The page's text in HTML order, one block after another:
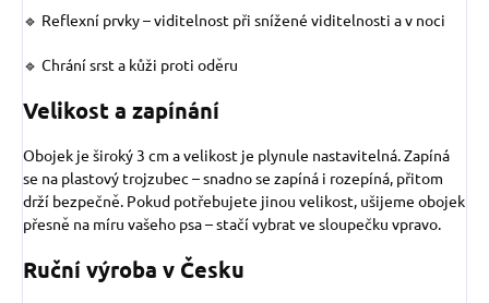
🔹 Reflexní prvky – viditelnost při snížené viditelnosti a v noci
🔹 Chrání srst a kůži proti oděru
Velikost a zapínání
Obojek je široký 3 cm a velikost je plynule nastavitelná. Zapíná
se na plastový trojzubec – snadno se zapíná i rozepíná, přitom
drží bezpečně. Pokud potřebujete jinou velikost, ušijeme obojek
přesně na míru vašeho psa – stačí vybrat ve sloupečku vpravo.
Ruční výroba v Česku